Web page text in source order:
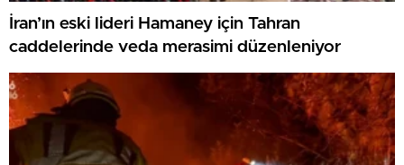
İran’ın eski lideri Hamaney için Tahran
caddelerinde veda merasimi düzenleniyor